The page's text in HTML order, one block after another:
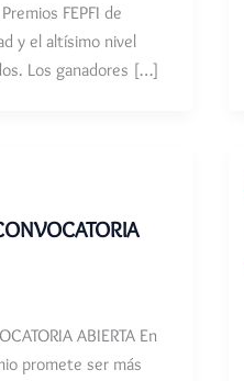
FEPFI de
y el altísimo nivel
Los ganadores […]
ABIERTA En
promete ser más